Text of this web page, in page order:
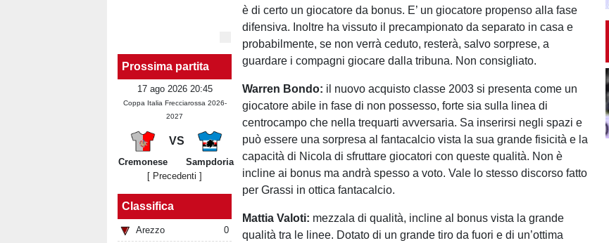
Prossima partita
17 ago 2026 20:45
Coppa Italia Frecciarossa 2026-
2027
VS
Cremonese
Sampdoria
[ Precedenti ]
Classifica
Arezzo
0
è di certo un giocatore da bonus. E’ un giocatore propenso alla fase
difensiva. Inoltre ha vissuto il precampionato da separato in casa e
probabilmente, se non verrà ceduto, resterà, salvo sorprese, a
guardare i compagni giocare dalla tribuna. Non consigliato.
Warren Bondo: il nuovo acquisto classe 2003 si presenta come un
giocatore abile in fase di non possesso, forte sia sulla linea di
centrocampo che nella trequarti avversaria. Sa inserirsi negli spazi e
può essere una sorpresa al fantacalcio vista la sua grande fisicità e la
capacità di Nicola di sfruttare giocatori con queste qualità. Non è
incline ai bonus ma andrà spesso a voto. Vale lo stesso discorso fatto
per Grassi in ottica fantacalcio.
Mattia Valoti: mezzala di qualità, incline al bonus vista la grande
qualità tra le linee. Dotato di un grande tiro da fuori e di un’ottima